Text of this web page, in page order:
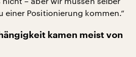
einer Positionierung kommen.“
kamen meist von